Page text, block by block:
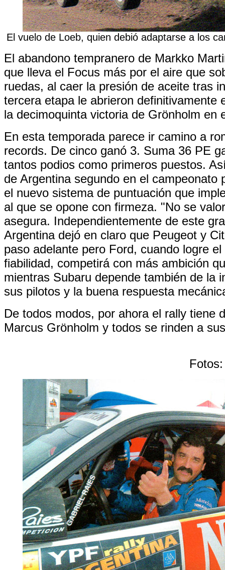
El vuelo de Loeb, quien debió adaptarse a los
El abandono tempranero de Markko
que lleva el Focus más por el aire que
ruedas, al caer la presión de aceite tras
tercera etapa le abrieron definitivamente
la decimoquinta victoria de Grönholm en
En esta temporada parece ir camino a
records. De cinco ganó 3. Suma 36 PE
tantos podios como primeros puestos.
de Argentina segundo en el campeonato
el nuevo sistema de puntuación que
al que se opone con firmeza. "No se
asegura. Independientemente de este
Argentina dejó en claro que Peugeot y
paso adelante pero Ford, cuando logre el
fiabilidad, competirá con más ambición
mientras Subaru depende también de la
sus pilotos y la buena respuesta
De todos modos, por ahora el rally tiene
Marcus Grönholm y todos se rinden a